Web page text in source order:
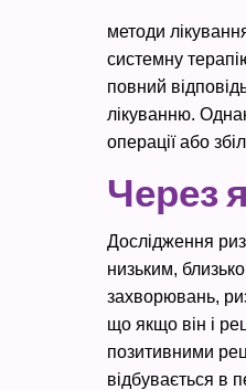
методи
системну
повний
лікуванню.
операції або
Через
Дослідження
низьким,
захворювань,
що якщо він і
позитивними
відбувається в